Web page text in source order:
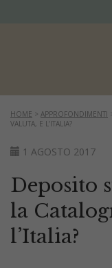
HOME > APPROFONDIMENTI
VALUTA, E L’ITALIA?
1 AGOSTO 2017
Deposito
la
l’Italia?